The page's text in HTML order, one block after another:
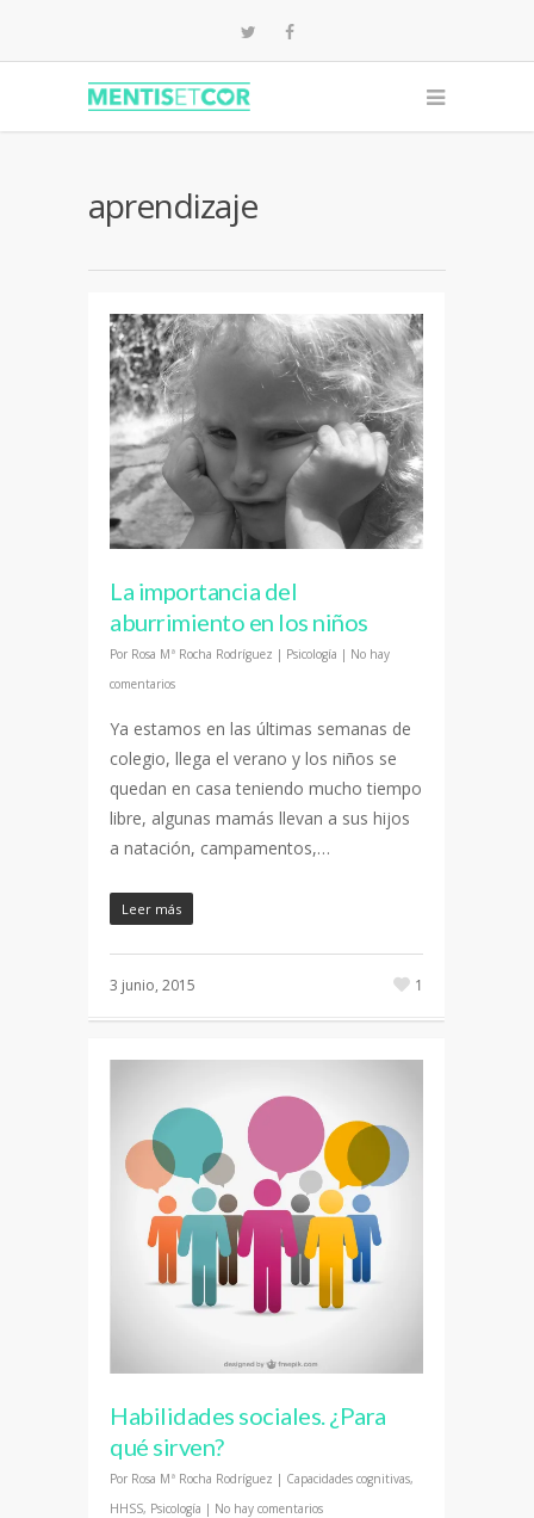
aprendizaje
La importancia del
aburrimiento en los niños
Por Rosa Mª Rocha Rodríguez | Psicología | No hay
comentarios
Ya estamos en las últimas semanas de
colegio, llega el verano y los niños se
quedan en casa teniendo mucho tiempo
libre, algunas mamás llevan a sus hijos
a natación, campamentos,…
Leer más
3 junio, 2015 1
Habilidades sociales. ¿Para
qué sirven?
Por Rosa Mª Rocha Rodríguez | Capacidades cognitivas,
HHSS, Psicología | No hay comentarios